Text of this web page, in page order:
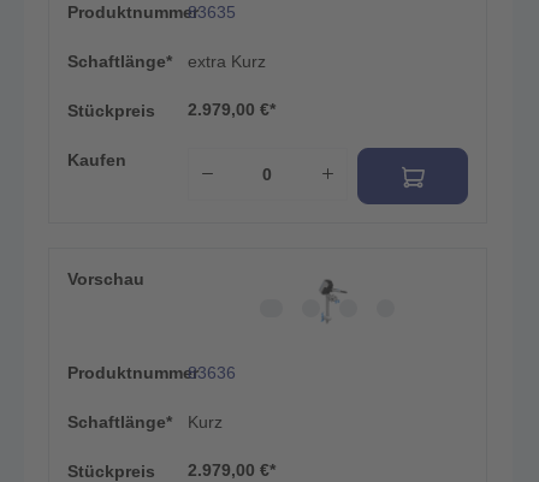
Produktnummer83635
Schaftlänge* extra Kurz
Stückpreis 2.979,00 €*
Kaufen
Vorschau
Produktnummer83636
Schaftlänge* Kurz
Stückpreis 2.979,00 €*